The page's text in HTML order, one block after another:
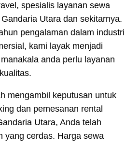
spesialis layanan sewa
Utara dan sekitarnya.
pengalaman dalam industri
kami layak menjadi
anda perlu layanan
mengambil keputusan untuk
dan pemesanan rental
Utara, Anda telah
yang cerdas. Harga sewa